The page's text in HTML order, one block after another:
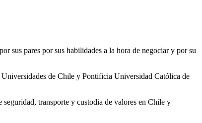
sus pares por sus habilidades a la hora de negociar y por su
Universidades de Chile y Pontificia Universidad Católica de
transporte y custodia de valores en Chile y